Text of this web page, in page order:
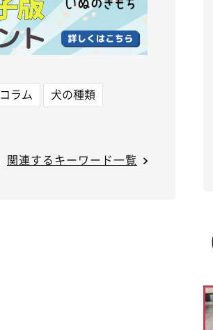
コラム
犬の種類
関連するキーワード一覧